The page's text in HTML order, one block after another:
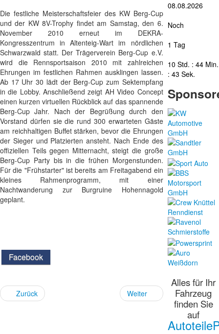
Die festliche Meisterschaftsfeier des KW Berg-Cup
und der KW 8V-Trophy findet am Samstag, den 6.
November 2010 erneut im DEKRA-
Kongresszentrum in Altenteig-Wart im nördlichen
Schwarzwald statt. Der Trägerverein Berg-Cup e.V.
wird die Rennsportsaison 2010 mit zahlreichen
Ehrungen im festlichen Rahmen ausklingen lassen.
Ab 17 Uhr 30 lädt der Berg-Cup zum Sektempfang
in die Lobby. Anschließend zeigt AH Video Concept
einen kurzen virtuellen Rückblick auf das spannende
Berg-Cup Jahr. Nach der Begrüßung durch den
Vorstand dürfen sie die rund 300 erwarteten Gäste
am reichhaltigen Buffet stärken, bevor die Ehrungen
der Sieger und Platzierten ansteht. Nach Ende des
offiziellen Teils gegen Mitternacht, steigt die große
Berg-Cup Party bis in die frühen Morgenstunden.
Für die "Frühstarter" ist bereits am Freitagabend ein
kleines Rahmenprogramm, mit einer
Nachtwanderung zur Burgruine Hohennagold
geplant.
Facebook
Zurück Weiter
08.08.2026
Noch
1 Tag
10 Std. : 44 Min.
: 43 Sek.
Alles für Ihr
Fahrzeug
finden Sie
auf